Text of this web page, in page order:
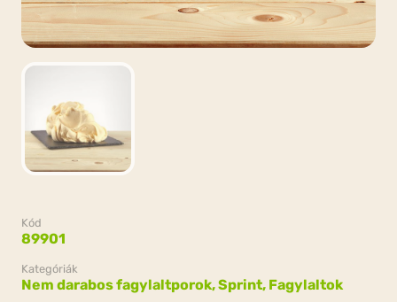
Kód
89901
Kategóriák
Nem darabos fagylaltporok,Sprint, Fagylaltok